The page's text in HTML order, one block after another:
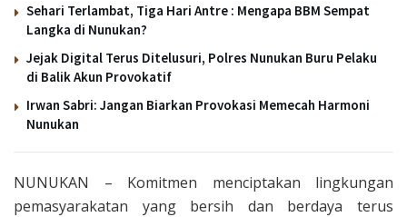
Sehari Terlambat, Tiga Hari Antre : Mengapa BBM Sempat
Langka di Nunukan?
Jejak Digital Terus Ditelusuri, Polres Nunukan Buru Pelaku
di Balik Akun Provokatif
Irwan Sabri: Jangan Biarkan Provokasi Memecah Harmoni
Nunukan
NUNUKAN – Komitmen menciptakan lingkungan
pemasyarakatan yang bersih dan berdaya terus